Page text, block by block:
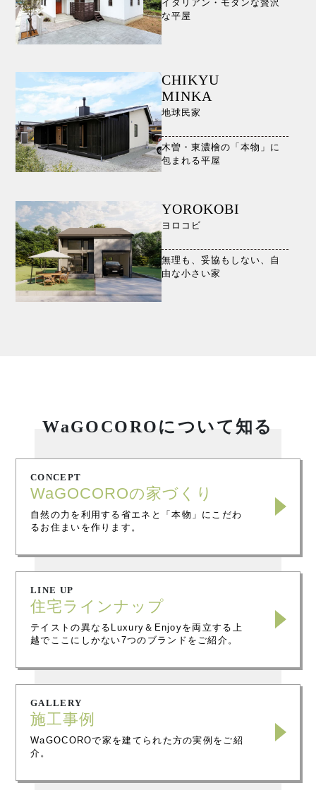
イタリアン・モダンな贅沢
な平屋
CHIKYU
MINKA
地球民家
木曽・東濃檜の「本物」に
包まれる平屋
YOROKOBI
ヨロコビ
無理も、妥協もしない、自
由な小さい家
WaGOCOROについて知る
CONCEPT
WaGOCOROの家づくり
自然の力を利用する省エネと「本物」にこだわ
るお住まいを作ります。
LINE UP
住宅ラインナップ
テイストの異なるLuxury＆Enjoyを両立する上
越でここにしかない7つのブランドをご紹介。
GALLERY
施工事例
WaGOCOROで家を建てられた方の実例をご紹
介。